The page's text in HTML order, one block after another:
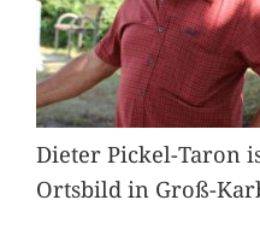
Dieter Pickel-Taron
Ortsbild in Groß-